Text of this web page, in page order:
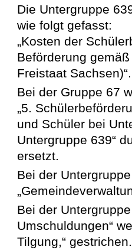
Die Untergruppe
wie folgt gefasst:
„Kosten der
Beförderung
Freistaat Sachsen)“.
Bei der Gruppe 67
„5.
und Schüler bei
Untergruppe 639“
ersetzt.
Bei der
Bei der
Umschuldungen“
Tilgung,“ gestrichen.